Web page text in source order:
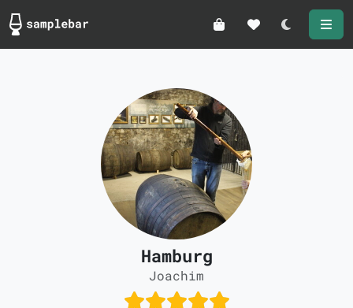
Darkmode
Hamburg
Joachim